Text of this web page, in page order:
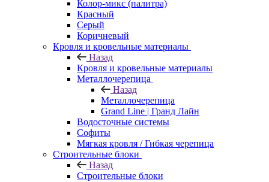
Колор-микс (палитра)
Красный
Серый
Коричневый
Кровля и кровельные материалы
Назад
Кровля и кровельные материалы
Металлочерепица
Назад
Металлочерепица
Grand Line | Гранд Лайн
Водосточные системы
Софиты
Мягкая кровля / Гибкая черепица
Строительные блоки
Назад
Строительные блоки